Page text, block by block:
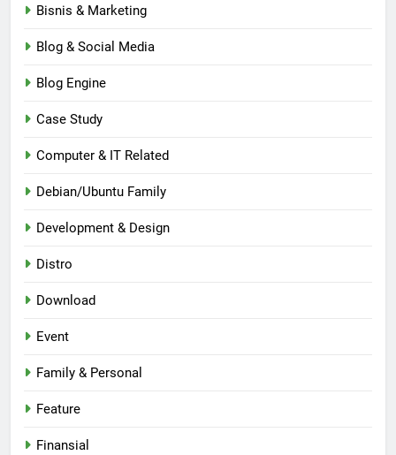
Bisnis & Marketing
Blog & Social Media
Blog Engine
Case Study
Computer & IT Related
Debian/Ubuntu Family
Development & Design
Distro
Download
Event
Family & Personal
Feature
Finansial